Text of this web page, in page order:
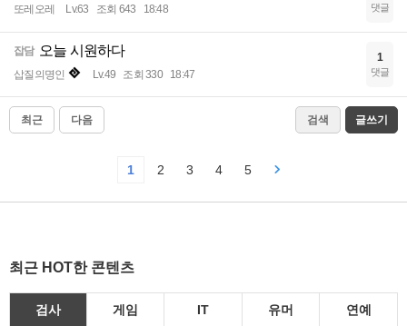
또레오레 Lv.63 조회 643 18:48 댓글
잡담 오늘 시원하다
삽질의명인 Lv.49 조회 330 18:47
1
댓글
최근 다음 검색 글쓰기
1 2 3 4 5
최근 HOT한 콘텐츠
검사 게임 IT 유머 연예